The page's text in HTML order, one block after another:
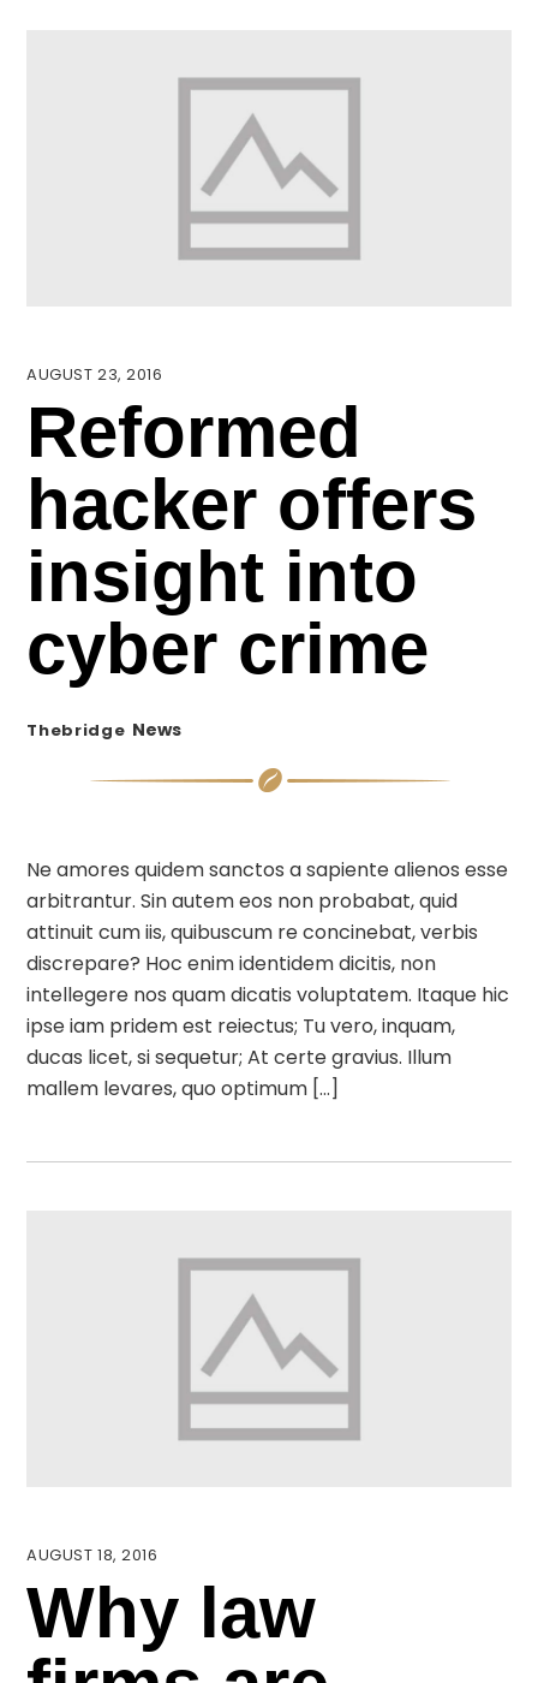
AUGUST 23, 2016
Reformed
hacker offers
insight into
cyber crime
Thebridge News
Ne amores quidem sanctos a sapiente alienos esse
arbitrantur. Sin autem eos non probabat, quid
attinuit cum iis, quibuscum re concinebat, verbis
discrepare? Hoc enim identidem dicitis, non
intellegere nos quam dicatis voluptatem. Itaque hic
ipse iam pridem est reiectus; Tu vero, inquam,
ducas licet, si sequetur; At certe gravius. Illum
mallem levares, quo optimum […]
AUGUST 18, 2016
Why law